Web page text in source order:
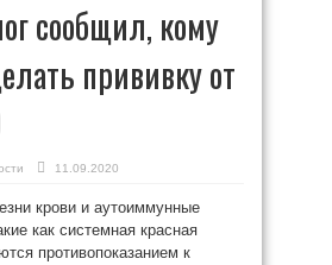
сообщил, кому
прививку от
11.09.2020
крови и аутоиммунные
как системная красная
противопоказанием к